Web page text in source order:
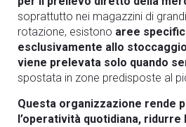
soprattutto nei magazzini di
rotazione, esistono aree
esclusivamente allo
viene prelevata solo quando
spostata in zone predisposte al
Questa organizzazione rende
l’operatività quotidiana,